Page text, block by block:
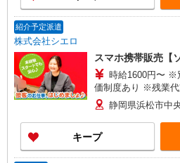
紹介予定派遣
株式会社シエロ
スマホ携帯販売【
時給1600円〜 ※
価制度あり ※残業
あり） ゜+゜・。○。・゜+゜・。○。・゜+゜ 入
社祝い金10万円支給(規定有) お友達
インセンティブ支給(規定有) ★月2
可能（規程有）★ ゜
+゜
静岡県浜松市中
キープ